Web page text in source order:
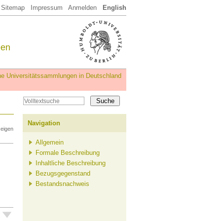
Sitemap Impressum Anmelden English
Universitätssammlungen in Deutschland
Navigation
Allgemein
Formale Beschreibung
Inhaltliche Beschreibung
Bezugsgegenstand
Bestandsnachweis